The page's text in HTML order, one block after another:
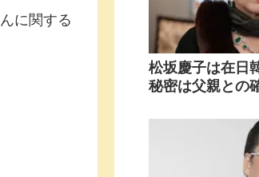
に関する
松坂慶子は在日
秘密は父親との